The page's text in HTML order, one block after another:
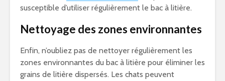
susceptible d’utiliser régulièrement le bac à litière.
Nettoyage des zones environnantes
Enfin, n’oubliez pas de nettoyer régulièrement les
zones environnantes du bac à litière pour éliminer les
grains de litière dispersés. Les chats peuvent